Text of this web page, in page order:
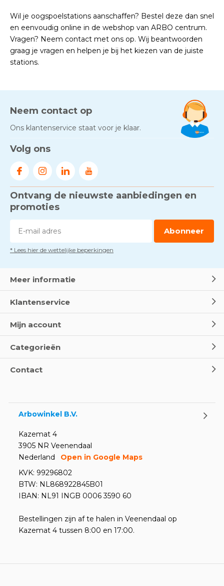
Wil je oogspoelstations aanschaffen? Bestel deze dan snel
en eenvoudig online in de webshop van ARBO centrum.
Vragen? Neem contact met ons op. Wij beantwoorden
graag je vragen en helpen je bij het kiezen van de juiste
stations.
Neem contact op
Ons klantenservice staat voor je klaar.
Volg ons
Ontvang de nieuwste aanbiedingen en
promoties
Abonneer
* Lees hier de wettelijke beperkingen
Meer informatie
Klantenservice
Mijn account
Categorieën
Contact
Arbowinkel B.V.
Kazemat 4
3905 NR Veenendaal
Nederland
Open in Google Maps
KVK: 99296802
BTW: NL868922845B01
IBAN: NL91 INGB 0006 3590 60
Bestellingen zijn af te halen in Veenendaal op
Kazemat 4 tussen 8:00 en 17:00.